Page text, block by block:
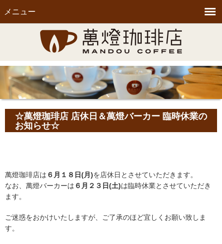
メニュー
☆萬燈珈琲店 店休日＆萬燈バーカー 臨時休業の
お知らせ☆
萬燈珈琲店は ６月１８日(月)を店休日とさせていただきます。
なお、萬燈バーカーは ６月２３日(土)は臨時休業とさせていただき
ます。
ご迷惑をおかけいたしますが、ご了承のほど宜しくお願い致しま
す。